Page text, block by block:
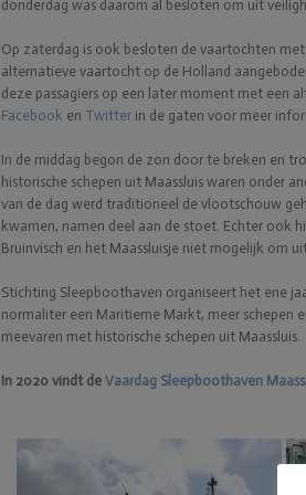
donderdag was daarom al besloten om uit
Op zaterdag is ook besloten de vaartochten
alternatieve vaartocht op de Holland
deze passagiers op een later moment met een
Facebook en Twitter in de gaten voor meer
In de middag begon de zon door te breken en
historische schepen uit Maassluis waren onder
van de dag werd traditioneel de vlootschouw
kwamen, namen deel aan de stoet. Echter ook
Bruinvisch en het Maassluisje niet mogelijk om
Stichting Sleepboothaven organiseert het ene
normaliter een Maritieme Markt, meer schepen
meevaren met historische schepen uit Maassluis.
In 2020 vindt de Vaardag Sleepboothaven